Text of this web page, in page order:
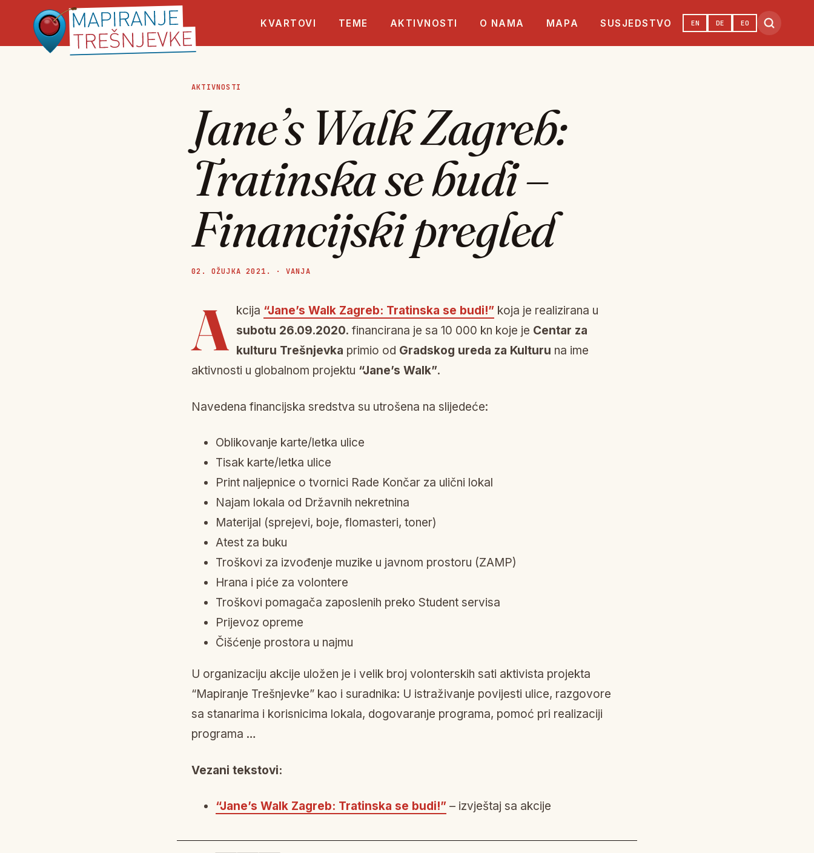
KVARTOVI TEME AKTIVNOSTI O NAMA MAPA SUSJEDSTVO EN DE EO
AKTIVNOSTI
Jane’s Walk Zagreb:
Tratinska se budi –
Financijski pregled
02. OŽUJKA 2021. · VANJA
A kcija “Jane’s Walk Zagreb: Tratinska se budi!” koja je realizirana u
subotu 26.09.2020. financirana je sa 10 000 kn koje je Centar za
kulturu Trešnjevka primio od Gradskog ureda za Kulturu na ime
aktivnosti u globalnom projektu “Jane’s Walk”.
Navedena financijska sredstva su utrošena na slijedeće:
Oblikovanje karte/letka ulice
Tisak karte/letka ulice
Print naljepnice o tvornici Rade Končar za ulični lokal
Najam lokala od Državnih nekretnina
Materijal (sprejevi, boje, flomasteri, toner)
Atest za buku
Troškovi za izvođenje muzike u javnom prostoru (ZAMP)
Hrana i piće za volontere
Troškovi pomagača zaposlenih preko Student servisa
Prijevoz opreme
Čišćenje prostora u najmu
U organizaciju akcije uložen je i velik broj volonterskih sati aktivista projekta
“Mapiranje Trešnjevke” kao i suradnika: U istraživanje povijesti ulice, razgovore
sa stanarima i korisnicima lokala, dogovaranje programa, pomoć pri realizaciji
programa …
Vezani tekstovi:
“Jane’s Walk Zagreb: Tratinska se budi!” – izvještaj sa akcije